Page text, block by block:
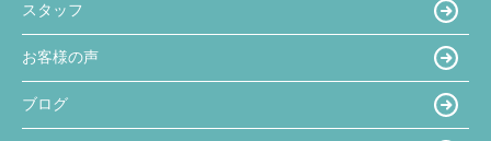
スタッフ
お客様の声
ブログ